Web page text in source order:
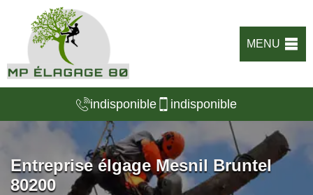
MENU
indisponible indisponible
Entreprise élgage Mesnil Bruntel
80200